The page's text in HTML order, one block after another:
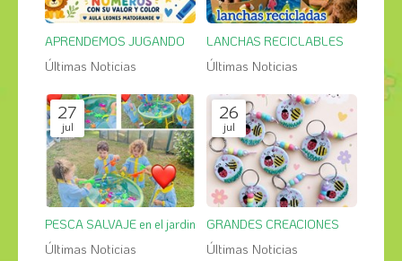
APRENDEMOS JUGANDO
Últimas Noticias
LANCHAS RECICLABLES
Últimas Noticias
27
jul
PESCA SALVAJE en el jardin
Últimas Noticias
26
jul
GRANDES CREACIONES
Últimas Noticias